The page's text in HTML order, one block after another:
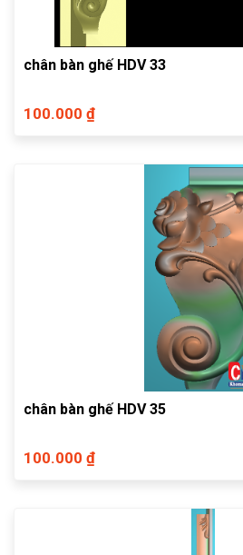
chân bàn ghế HDV 33
100.000 ₫
chân bàn ghế HDV 35
100.000 ₫